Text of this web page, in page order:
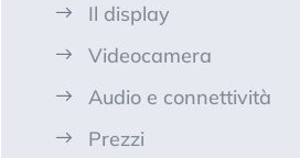
Il display
Videocamera
Audio e connettività
Prezzi